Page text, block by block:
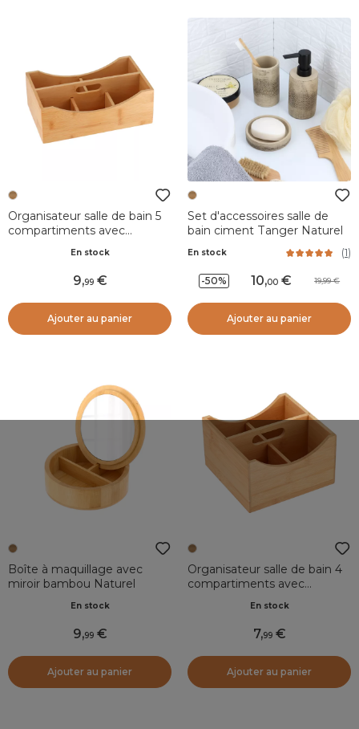
Organisateur salle de bain 5
compartiments avec
En stock
9,99
Ajouter au panier
Set d'accessoires salle de
bain ciment Tanger Naturel
En stock (1)
-50% 10,00 19,99
Ajouter au panier
Boîte à maquillage avec
miroir bambou Naturel
En stock
9,99
Ajouter au panier
Organisateur salle de bain 4
compartiments avec
En stock
7,99
Ajouter au panier